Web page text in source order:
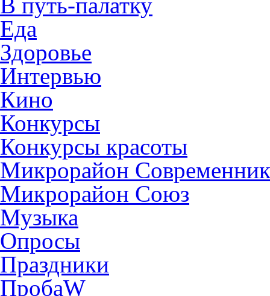
Еда
Здоровье
Интервью
Кино
Конкурсы
Конкурсы красоты
Микрорайон Современник
Микрорайон Союз
Музыка
Опросы
Праздники
ПробаW